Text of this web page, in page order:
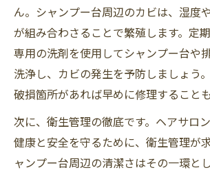
ん。シャンプー台周辺のカビは、湿度
が組み合わさることで繁殖します。定
専用の洗剤を使用してシャンプー台や
洗浄し、カビの発生を予防しましょう
破損箇所があれば早めに修理することも
次に、衛生管理の徹底です。ヘアサロ
健康と安全を守るために、衛生管理が
ャンプー台周辺の清潔さはその一環と